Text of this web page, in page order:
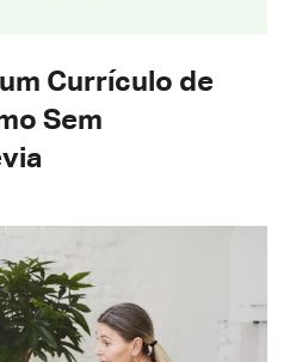
Currículo de
Sem